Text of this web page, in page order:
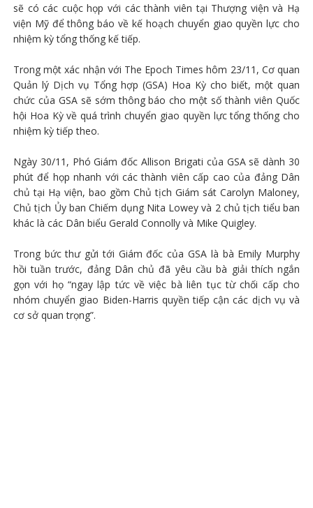
sẽ có các cuộc họp với các thành viên tại Thượng viện và Hạ
viện Mỹ để thông báo về kế hoạch chuyển giao quyền lực cho
nhiệm kỳ tổng thống kế tiếp.
Trong một xác nhận với The Epoch Times hôm 23/11, Cơ quan
Quản lý Dịch vụ Tổng hợp (GSA) Hoa Kỳ cho biết, một quan
chức của GSA sẽ sớm thông báo cho một số thành viên Quốc
hội Hoa Kỳ về quá trình chuyển giao quyền lực tổng thống cho
nhiệm kỳ tiếp theo.
Ngày 30/11, Phó Giám đốc Allison Brigati của GSA sẽ dành 30
phút để họp nhanh với các thành viên cấp cao của đảng Dân
chủ tại Hạ viện, bao gồm Chủ tịch Giám sát Carolyn Maloney,
Chủ tịch Ủy ban Chiếm dụng Nita Lowey và 2 chủ tịch tiểu ban
khác là các Dân biểu Gerald Connolly và Mike Quigley.
Trong bức thư gửi tới Giám đốc của GSA là bà Emily Murphy
hồi tuần trước, đảng Dân chủ đã yêu cầu bà giải thích ngắn
gọn với họ “ngay lập tức về việc bà liên tục từ chối cấp cho
nhóm chuyển giao Biden-Harris quyền tiếp cận các dịch vụ và
cơ sở quan trọng”.